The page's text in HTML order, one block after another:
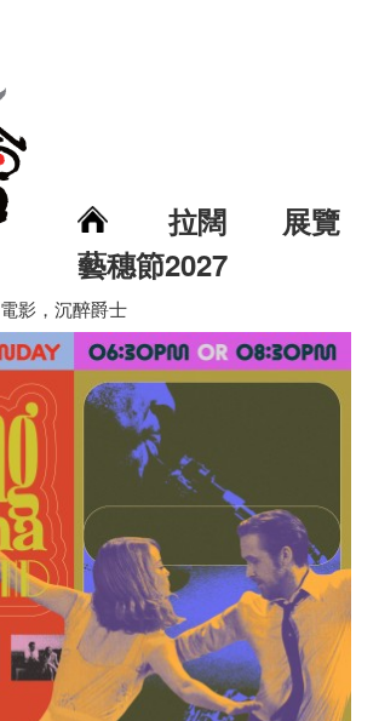
拉闊 展覽
藝穗節2027
影，沉醉爵士